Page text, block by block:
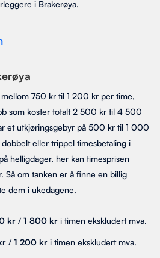
i Brakerøya.
750 kr til 1 200 kr per time,
som koster totalt 2 500 kr til 4 500
et utkjøringsgebyr på 500 kr til 1 000
eller trippel timesbetaling i
helligdager, her kan timesprisen
Så om tanken er å finne en billig
dem i ukedagene.
kr / 1 800 kr i timen ekskludert mva.
/ 1 200 kr i timen ekskludert mva.